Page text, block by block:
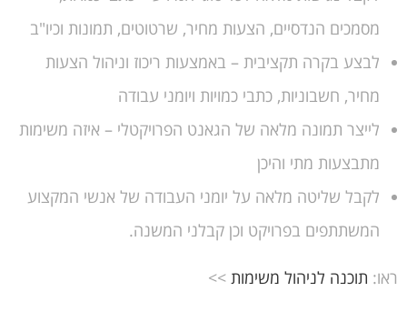
מסמכים הנדסיים, הצעות מחיר, שרטוטים, תמונות וכיו"ב
לבצע בקרה תקציבית – באמצעות ריכוז וניהול הצעות
מחיר, חשבוניות, כתבי כמויות ויומני עבודה
לייצר תמונה מלאה של הגאנט הפרויקטלי – איזה משימות
מתבצעות מתי והיכן
לקבל שליטה מלאה על יומני העבודה של אנשי המקצוע
המשתתפים בפרויקט וכן קבלני המשנה.
ראו: תוכנה לניהול משימות >>